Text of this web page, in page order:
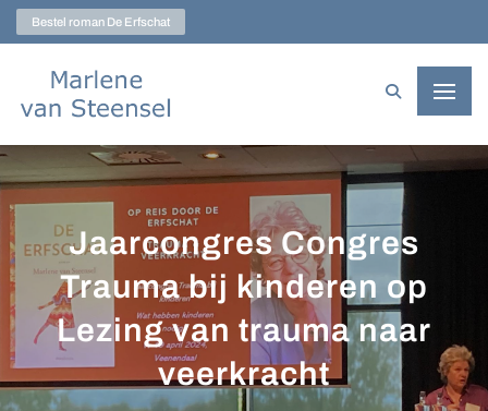
Bestel roman De Erfschat
Jaarcongres Congres
Trauma bij kinderen op
Lezing van trauma naar
veerkracht